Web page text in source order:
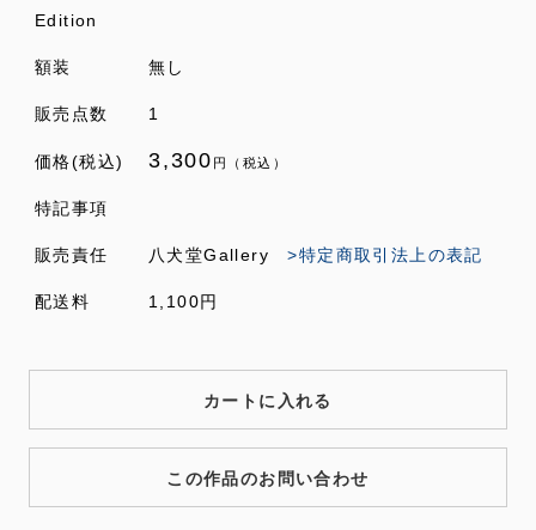
Edition
額装 無し
販売点数 1
価格(税込) 3,300 円（税込）
特記事項
販売責任 八犬堂Gallery>特定商取引法上の表記
配送料 1,100円
カートに入れる
この作品のお問い合わせ